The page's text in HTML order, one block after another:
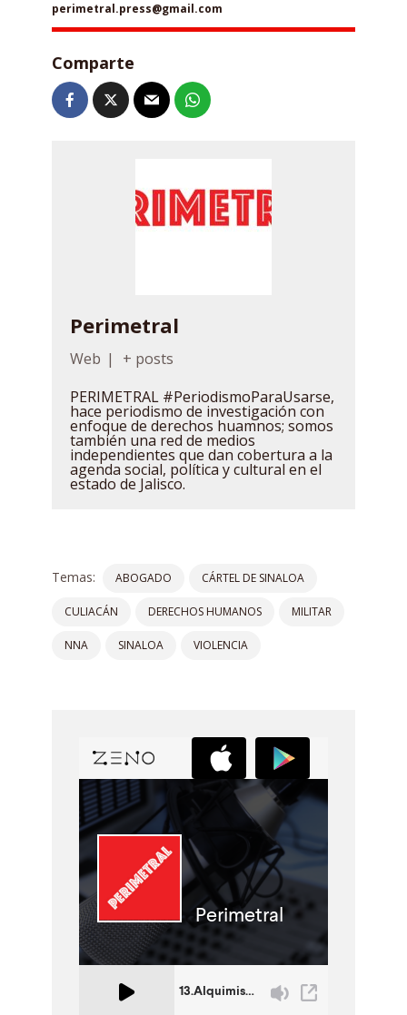
perimetral.press@gmail.com
Comparte
Perimetral
Web |
+ posts
PERIMETRAL #PeriodismoParaUsarse,
hace periodismo de investigación con
enfoque de derechos huamnos; somos
también una red de medios
independientes que dan cobertura a la
agenda social, política y cultural en el
estado de Jalisco.
Temas: ABOGADO CÁRTEL DE SINALOA
CULIACÁN DERECHOS HUMANOS MILITAR
NNA SINALOA VIOLENCIA